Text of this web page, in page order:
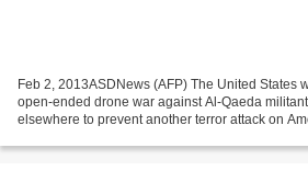
Feb 2, 2013ASDNews (AFP) The United States
open-ended drone war against Al-Qaeda
elsewhere to prevent another terror attack on